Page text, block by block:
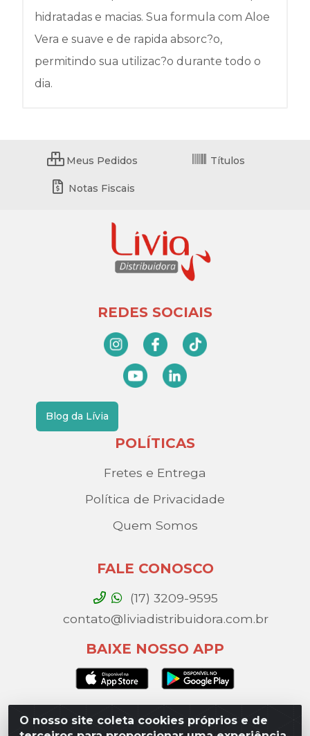
hidratadas e macias. Sua formula com Aloe
Vera e suave e de rapida absorc?o,
permitindo sua utilizac?o durante todo o
dia.
O nosso site coleta cookies próprios e de
Meus Pedidos Títulos
Notas Fiscais
REDES SOCIAIS
Blog da Lívia
POLÍTICAS
Fretes e Entrega
Política de Privacidade
Quem Somos
FALE CONOSCO
(17) 3209-9595
contato@liviadistribuidora.com.br
BAIXE NOSSO APP
Lívia Distribuidora - Av. Percy Gandini, 329 – Vila